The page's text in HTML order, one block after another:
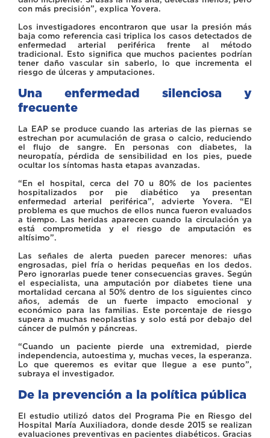
con más precisión”, explica Yovera.
Los investigadores encontraron que usar la presión más
baja como referencia casi triplica los casos detectados de
enfermedad arterial periférica frente al método
tradicional. Esto significa que muchos pacientes podrían
tener daño vascular sin saberlo, lo que incrementa el
riesgo de úlceras y amputaciones.
Una enfermedad silenciosa y
frecuente
La EAP se produce cuando las arterias de las piernas se
estrechan por acumulación de grasa o calcio, reduciendo
el flujo de sangre. En personas con diabetes, la
neuropatía, pérdida de sensibilidad en los pies, puede
ocultar los síntomas hasta etapas avanzadas.
“En el hospital, cerca del 70 u 80% de los pacientes
hospitalizados por pie diabético ya presentan
enfermedad arterial periférica”, advierte Yovera. “El
problema es que muchos de ellos nunca fueron evaluados
a tiempo. Las heridas aparecen cuando la circulación ya
está comprometida y el riesgo de amputación es
altísimo”.
Las señales de alerta pueden parecer menores: uñas
engrosadas, piel fría o heridas pequeñas en los dedos.
Pero ignorarlas puede tener consecuencias graves. Según
el especialista, una amputación por diabetes tiene una
mortalidad cercana al 50% dentro de los siguientes cinco
años, además de un fuerte impacto emocional y
económico para las familias. Este porcentaje de riesgo
supera a muchas neoplastias y solo está por debajo del
cáncer de pulmón y páncreas.
“Cuando un paciente pierde una extremidad, pierde
independencia, autoestima y, muchas veces, la esperanza.
Lo que queremos es evitar que llegue a ese punto”,
subraya el investigador.
De la prevención a la política pública
El estudio utilizó datos del Programa Pie en Riesgo del
Hospital María Auxiliadora, donde desde 2015 se realizan
evaluaciones preventivas en pacientes diabéticos. Gracias